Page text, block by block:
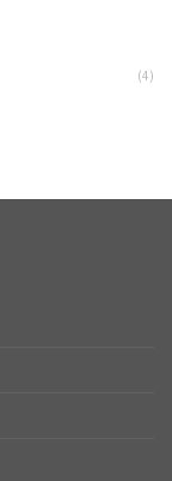
(4)